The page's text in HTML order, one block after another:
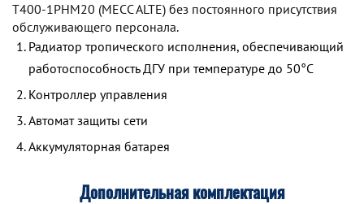
Т400-1РНМ20 (MECC ALTE) без постоянного присутствия
обслуживающего персонала.
Радиатор тропического исполнения, обеспечивающий
работоспособность ДГУ при температуре до 50°С
Контроллер управления
Автомат защиты сети
Аккумуляторная батарея
Дополнительная комплектация